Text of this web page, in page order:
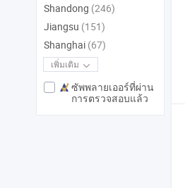
Shandong (246)
Jiangsu (151)
Shanghai (67)
เพิ่มเติม
ซัพพลายเออร์ที่ผ่าน
การตรวจสอบแล้ว